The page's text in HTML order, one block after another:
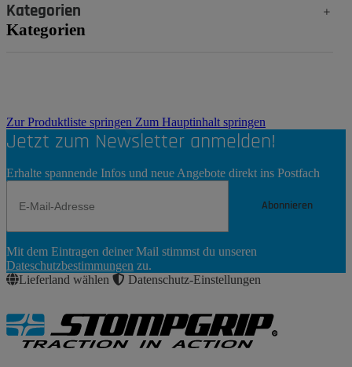
Kategorien
Kategorien
Zur Produktliste springen Zum Hauptinhalt springen
Jetzt zum Newsletter anmelden!
Erhalte spannende Infos und neue Angebote direkt ins Postfach
Abonnieren
Abonnieren
Mit dem Eintragen deiner Mail stimmst du unseren
Dateschutzbestimmungen zu.
Lieferland wählen
Datenschutz-Einstellungen